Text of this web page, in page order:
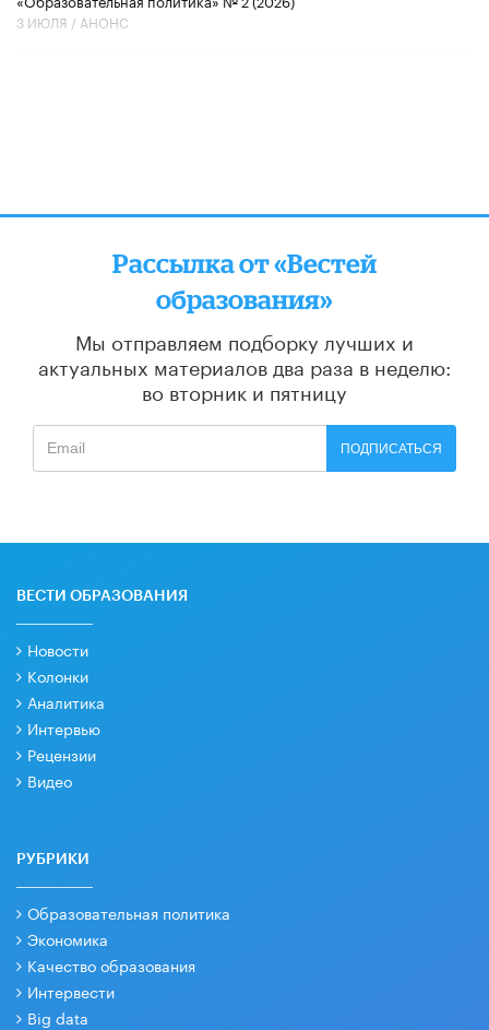
3 ИЮЛЯ / АНОНС
Рассылка от «Вестей
образования»
Мы отправляем подборку лучших и
актуальных материалов два раза в неделю:
во вторник и пятницу
ПОДПИСАТЬСЯ
ВЕСТИ ОБРАЗОВАНИЯ
Новости
Колонки
Аналитика
Интервью
Рецензии
Видео
РУБРИКИ
Образовательная политика
Экономика
Качество образования
Интервести
Big data